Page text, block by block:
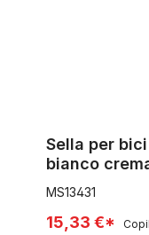
Sella per
bianco
MS13431
15,33 €*